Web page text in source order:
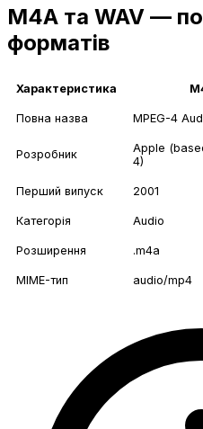
M4A та WAV —
форматів
Характеристика
Повна назва MPEG-4
Розробник
Apple
4)
Перший випуск 2001
Категорія Audio
Розширення .m4a
MIME-тип audio/mp4